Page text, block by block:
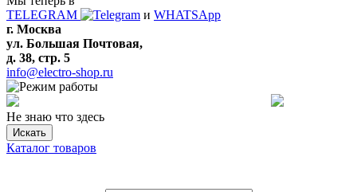
TELEGRAM
и WHATSApp
г. Москва
ул. Большая Почтовая,
д. 38, стр. 5
info@electro-shop.ru
Не знаю что здесь
Искать
Каталог товаров